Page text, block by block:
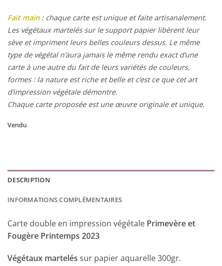
Fait main: chaque carte est unique et faite artisanalement.
Les végétaux martelés sur le support papier libèrent leur
sève et impriment leurs belles couleurs dessus. Le même
type de végétal n’aura jamais le même rendu exact d’une
carte à une autre du fait de leurs variétés de couleurs,
formes : la nature est riche et belle et c’est ce que cet art
d’impression végétale démontre.
Chaque carte proposée est une œuvre originale et unique.
Vendu
DESCRIPTION
INFORMATIONS COMPLÉMENTAIRES
Carte double en impression végétale Primevère et
Fougère Printemps 2023
Végétaux martelés sur papier aquarelle 300gr.